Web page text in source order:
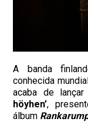
A banda
conhecida
acaba de
höyhen’,
álbum